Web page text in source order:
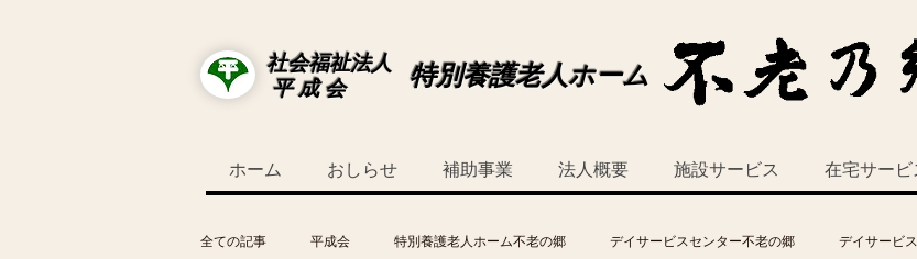
社会福祉法人
平 成 会
特別養護老人ホーム
ホーム おしらせ 補助事業 法人概要 施設サービス 在宅サービ
全ての記事 平成会 特別養護老人ホーム不老の郷 デイサービスセンター不老の郷 デイサービ